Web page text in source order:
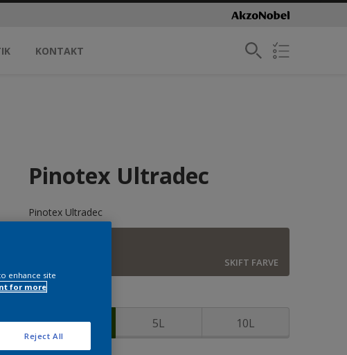
KONTAKT
Pinotex Ultradec
Pinotex Ultradec
SKIFT FARVE
2,5L 5L 10L
enhance site
for more
Reject All